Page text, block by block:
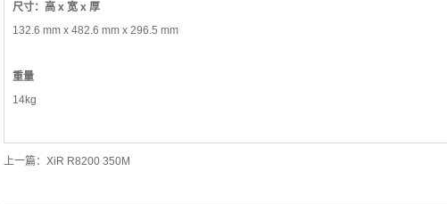
尺寸：高 x 宽 x 厚
132.6 mm x 482.6 mm x 296.5 mm
重量
14kg
上一篇： XiR R8200 350M